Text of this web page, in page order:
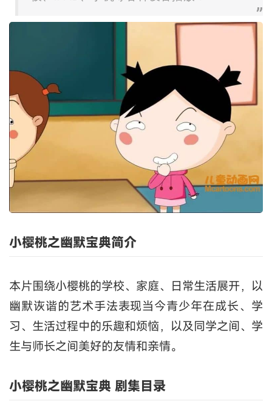
小樱桃之幽默宝典简介
本片围绕小樱桃的学校、家庭、日常生活展开，以
幽默诙谐的艺术手法表现当今青少年在成长、学
习、生活过程中的乐趣和烦恼，以及同学之间、学
生与师长之间美好的友情和亲情。
小樱桃之幽默宝典 剧集目录